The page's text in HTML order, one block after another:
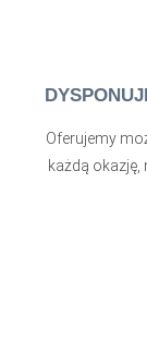
Oferujemy
każdą okazję,